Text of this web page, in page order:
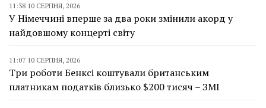
11:38 10 СЕРПНЯ, 2026
У Німеччині вперше за два роки змінили акорд у
найдовшому концерті світу
11:07 10 СЕРПНЯ, 2026
Три роботи Бенксі коштували британським
платникам податків близько $200 тисяч – ЗМІ